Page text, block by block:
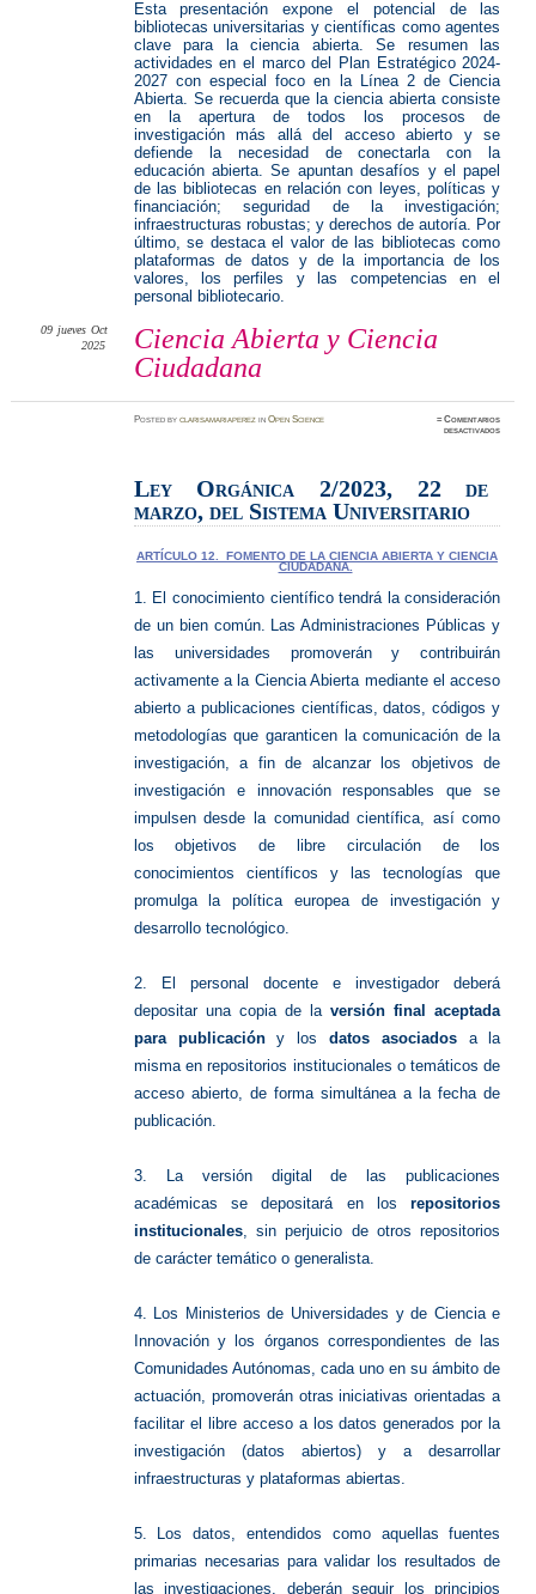
Esta presentación expone el potencial de las
bibliotecas universitarias y científicas como agentes
clave para la ciencia abierta. Se resumen las
actividades en el marco del Plan Estratégico 2024-
2027 con especial foco en la Línea 2 de Ciencia
Abierta. Se recuerda que la ciencia abierta consiste
en la apertura de todos los procesos de
investigación más allá del acceso abierto y se
defiende la necesidad de conectarla con la
educación abierta. Se apuntan desafíos y el papel
de las bibliotecas en relación con leyes, políticas y
financiación; seguridad de la investigación;
infraestructuras robustas; y derechos de autoría. Por
último, se destaca el valor de las bibliotecas como
plataformas de datos y de la importancia de los
valores, los perfiles y las competencias en el
personal bibliotecario.
Ciencia Abierta y Ciencia
Ciudadana
09 jueves Oct
2025
Postedbyclarisamariaperez inOpen Science ≈Comentarios
desactivadosen
Ley Orgánica 2/2023,
22 de
marzo, del Sistema Universitario
ARTÍCULO 12. FOMENTO DE LA CIENCIA ABIERTA Y CIENCIA
CIUDADANA.
1. El conocimiento científico tendrá la consideración
de un bien común. Las Administraciones Públicas y
las universidades promoverán y contribuirán
activamente a la Ciencia Abierta mediante el acceso
abierto a publicaciones científicas, datos, códigos y
metodologías que garanticen la comunicación de la
investigación, a fin de alcanzar los objetivos de
investigación e innovación responsables que se
impulsen desde la comunidad científica, así como
los objetivos de libre circulación de los
conocimientos científicos y las tecnologías que
promulga la política europea de investigación y
desarrollo tecnológico.
2. El personal docente e investigador deberá
depositar una copia de laversión final aceptada
para publicacióny los datos asociadosa la
misma en repositorios institucionales o temáticos de
acceso abierto, de forma simultánea a la fecha de
publicación.
3. La versión digital de las publicaciones
académicas se depositará en losrepositorios
institucionales, sin perjuicio de otros repositorios
de carácter temático o generalista.
4. Los Ministerios de Universidades y de Ciencia e
Innovación y los órganos correspondientes de las
Comunidades Autónomas, cada uno en su ámbito de
actuación, promoverán otras iniciativas orientadas a
facilitar el libre acceso a los datos generados por la
investigación (datos abiertos) y a desarrollar
infraestructuras y plataformas abiertas.
5. Los datos, entendidos como aquellas fuentes
primarias necesarias para validar los resultados de
las investigaciones, deberán seguir los principios